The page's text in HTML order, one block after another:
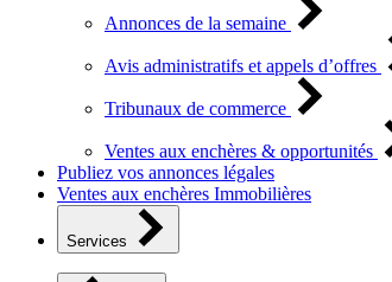
Annonces de la semaine
Avis administratifs et appels d’offres
Tribunaux de commerce
Ventes aux enchères & opportunités
Publiez vos annonces légales
Ventes aux enchères Immobilières
Services